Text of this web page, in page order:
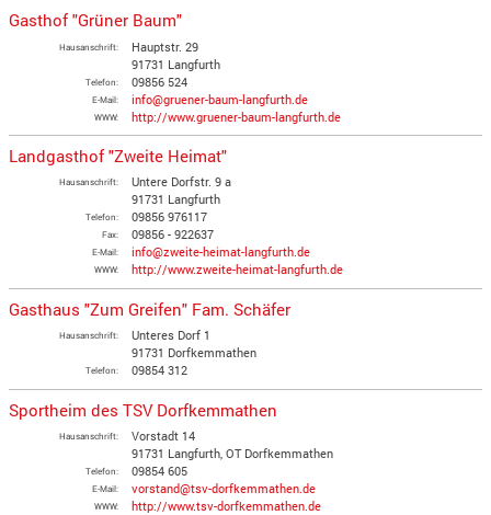
Gasthof "Grüner Baum"
Hausanschrift:
Hauptstr. 29
91731 Langfurth
Telefon: 09856 524
E-Mail: info@gruener-baum-langfurth.de
WWW: http://www.gruener-baum-langfurth.de
Landgasthof "Zweite Heimat"
Hausanschrift:
Untere Dorfstr. 9 a
91731 Langfurth
Telefon: 09856 976117
Fax: 09856 - 922637
E-Mail: info@zweite-heimat-langfurth.de
WWW: http://www.zweite-heimat-langfurth.de
Gasthaus "Zum Greifen" Fam. Schäfer
Hausanschrift:
Unteres Dorf 1
91731 Dorfkemmathen
Telefon: 09854 312
Sportheim des TSV Dorfkemmathen
Hausanschrift:
Vorstadt 14
91731 Langfurth, OT Dorfkemmathen
Telefon: 09854 605
E-Mail: vorstand@tsv-dorfkemmathen.de
WWW: http://www.tsv-dorfkemmathen.de